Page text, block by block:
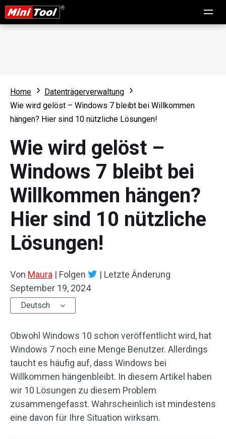
Home
Datenträgerverwaltung
Wie wird gelöst – Windows 7 bleibt bei Willkommen
hängen? Hier sind 10 nützliche Lösungen!
Wie wird gelöst –
Windows 7 bleibt bei
Willkommen hängen?
Hier sind 10 nützliche
Lösungen!
Von Maura | Folgen | Letzte Änderung
September 19, 2024
Deutsch
Obwohl Windows 10 schon veröffentlicht wird, hat
Windows 7 noch eine Menge Benutzer. Allerdings
taucht es häufig auf, dass Windows bei
Willkommen hängenbleibt. In diesem Artikel haben
wir 10 Lösungen zu diesem Problem
zusammengefasst. Wahrscheinlich ist mindestens
eine davon für Ihre Situation wirksam.